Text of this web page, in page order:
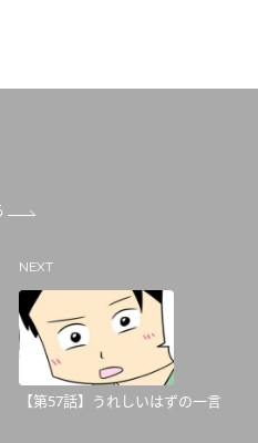
NEXT
【第57話】うれしいはずの一言